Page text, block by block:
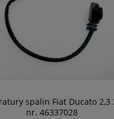
spalin Fiat Ducato 2,3
nr. 46337028